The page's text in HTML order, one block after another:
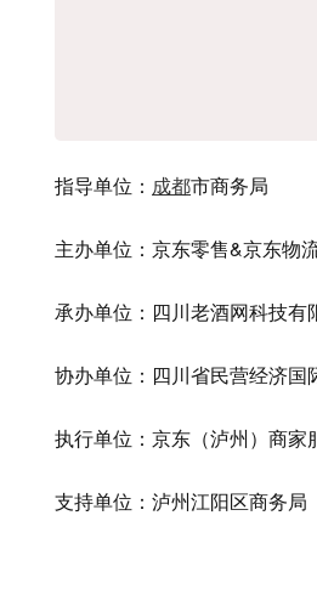
指导单位： 成都市商务局
主办单位：京东零售&京东物
承办单位：四川老酒网科技有
协办单位：四川省民营经济
执行单位：京东（泸州）商家
支持单位：泸州江阳区商务局